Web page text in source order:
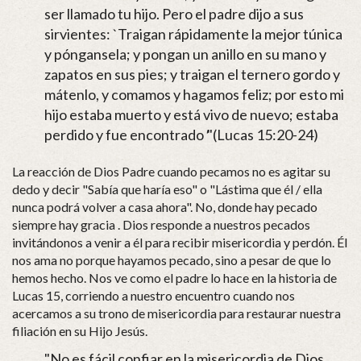
ser llamado tu hijo. Pero el padre dijo a sus
sirvientes: `Traigan rápidamente la mejor túnica
y póngansela; y pongan un anillo en su mano y
zapatos en sus pies; y traigan el ternero gordo y
mátenlo, y comamos y hagamos feliz; por esto mi
hijo estaba muerto y está vivo de nuevo; estaba
perdido y fue encontrado'"(Lucas 15:20-24)
La reacción de Dios Padre cuando pecamos no es agitar su
dedo y decir "Sabía que haría eso" o "Lástima que él / ella
nunca podrá volver a casa ahora". No, donde hay pecado
siempre hay gracia . Dios responde a nuestros pecados
invitándonos a venir a él para recibir misericordia y perdón. Él
nos ama no porque hayamos pecado, sino a pesar de que lo
hemos hecho. Nos ve como el padre lo hace en la historia de
Lucas 15, corriendo a nuestro encuentro cuando nos
acercamos a su trono de misericordia para restaurar nuestra
filiación en su Hijo Jesús.